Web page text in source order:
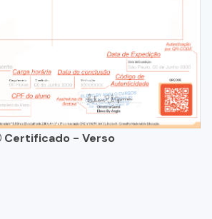
Certificado - Verso